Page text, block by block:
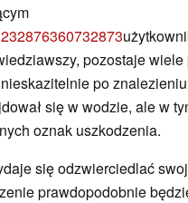
pozostaje wiele
po
się w wodzie, ale w
oznak uszkodzenia.
się odzwierciedlać
prawdopodobnie